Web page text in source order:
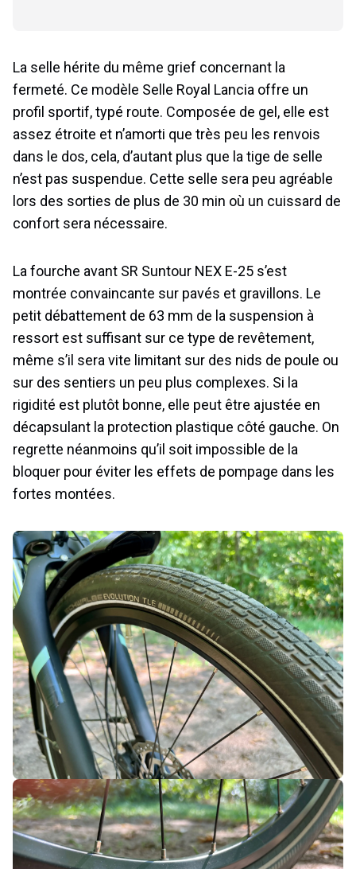
La selle hérite du même grief concernant la
fermeté. Ce modèle Selle Royal Lancia offre un
profil sportif, typé route. Composée de gel, elle est
assez étroite et n’amorti que très peu les renvois
dans le dos, cela, d’autant plus que la tige de selle
n’est pas suspendue. Cette selle sera peu agréable
lors des sorties de plus de 30 min où un cuissard de
confort sera nécessaire.
La fourche avant SR Suntour NEX E-25 s’est
montrée convaincante sur pavés et gravillons. Le
petit débattement de 63 mm de la suspension à
ressort est suffisant sur ce type de revêtement,
même s’il sera vite limitant sur des nids de poule ou
sur des sentiers un peu plus complexes. Si la
rigidité est plutôt bonne, elle peut être ajustée en
décapsulant la protection plastique côté gauche. On
regrette néanmoins qu’il soit impossible de la
bloquer pour éviter les effets de pompage dans les
fortes montées.